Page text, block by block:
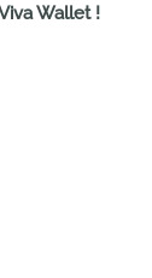
Wallet !